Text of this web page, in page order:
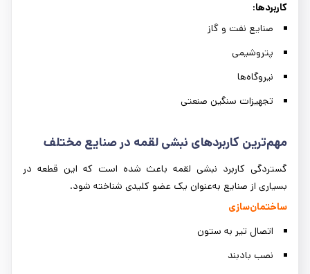
کاربردها:
صنایع نفت و گاز
پتروشیمی
نیروگاه‌ها
تجهیزات سنگین صنعتی
مهم‌ترین کاربردهای نبشی لقمه در صنایع مختلف
گستردگی کاربرد نبشی لقمه باعث شده است که این قطعه در
بسیاری از صنایع به‌عنوان یک عضو کلیدی شناخته شود.
ساختمان‌سازی
اتصال تیر به ستون
نصب بادبند